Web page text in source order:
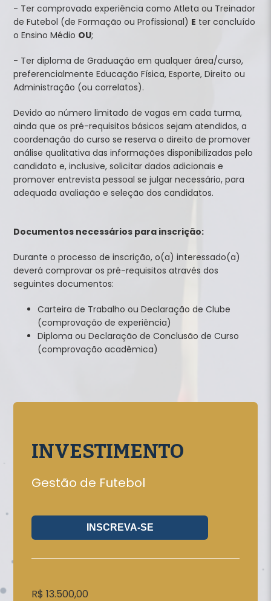
- Ter comprovada experiência como Atleta ou Treinador
de Futebol (de Formação ou Profissional) E ter concluído
o Ensino Médio OU;
- Ter diploma de Graduação em qualquer área/curso,
preferencialmente Educação Física, Esporte, Direito ou
Administração (ou correlatos).
Devido ao número limitado de vagas em cada turma,
ainda que os pré-requisitos básicos sejam atendidos, a
coordenação do curso se reserva o direito de promover
análise qualitativa das informações disponibilizadas pelo
candidato e, inclusive, solicitar dados adicionais e
promover entrevista pessoal se julgar necessário, para
adequada avaliação e seleção dos candidatos.
Documentos necessários para inscrição:
Durante o processo de inscrição, o(a) interessado(a)
deverá comprovar os pré-requisitos através dos
seguintes documentos:
Carteira de Trabalho ou Declaração de Clube
(comprovação de experiência)
Diploma ou Declaração de Conclusão de Curso
(comprovação acadêmica)
INVESTIMENTO
Gestão de Futebol
INSCREVA-SE
R$ 13.500,00